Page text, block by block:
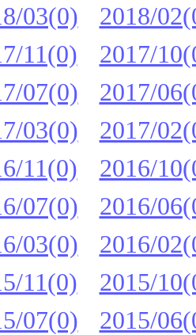
03(0)
2018/
11(0)
2017/
07(0)
2017/
03(0)
2017/
11(0)
2016/
07(0)
2016/
03(0)
2016/
11(0)
2015/
07(0)
2015/